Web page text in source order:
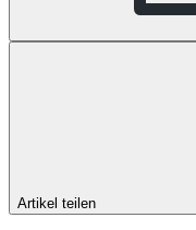
Artikel teilen